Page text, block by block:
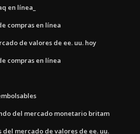
en línea_
compras en línea
de valores de ee. uu. hoy
compras en línea
del mercado monetario britam
del mercado de valores de ee. uu.